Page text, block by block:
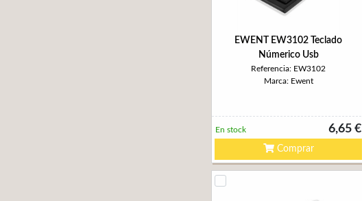
EWENT EW3102 Teclado
Númerico Usb
Referencia: EW3102
Marca: Ewent
6,65 €
En stock
Comprar